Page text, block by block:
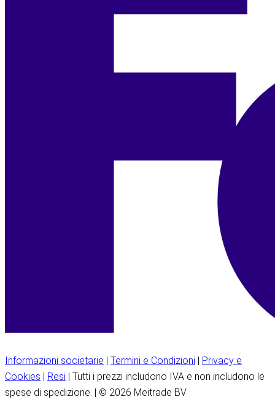
Informazioni societarie | Termini e Condizioni | Privacy e
Cookies | Resi | Tutti i prezzi includono IVA e non includono le
spese di spedizione. | © 2026 Meitrade BV